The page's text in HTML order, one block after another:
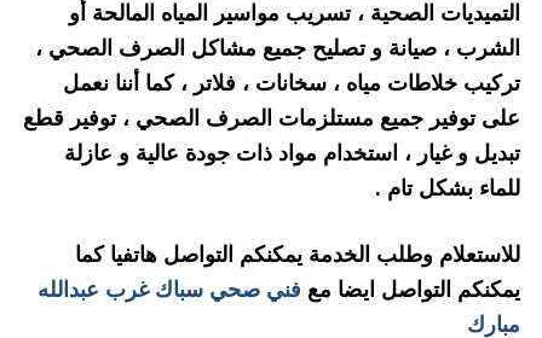
التميديات الصحية ، تسريب مواسير المياه المالحة أو
الشرب ، صيانة و تصليح جميع مشاكل الصرف الصحي ،
تركيب خلاطات مياه ، سخانات ، فلاتر ، كما أننا نعمل
على توفير جميع مستلزمات الصرف الصحي ، توفير قطع
تبديل و غيار ، استخدام مواد ذات جودة عالية و عازلة
للماء بشكل تام .
للاستعلام وطلب الخدمة يمكنكم التواصل هاتفيا كما
يمكنكم التواصل ايضا مع فني صحي سباك غرب عبدالله
مبارك